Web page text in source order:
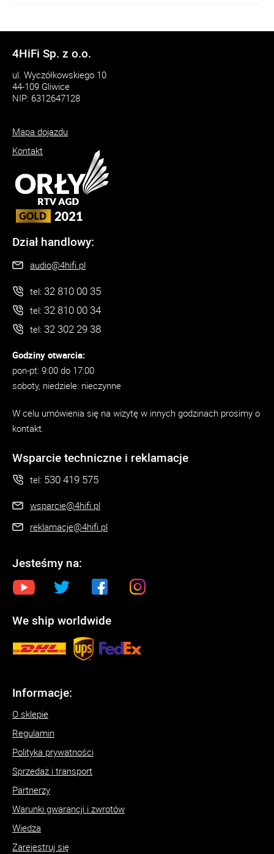
4HiFi Sp. z o.o.
ul. Wyczółkowskiego 10
44-109 Gliwice
NIP: 6312647128
Mapa dojazdu
Kontakt
Dział handlowy:
audio@4hifi.pl
tel: 32 810 00 35
tel: 32 810 00 34
tel: 32 302 29 38
Godziny otwarcia:
pon-pt: 9:00 do 17:00
soboty, niedziele: nieczynne
W celu umówienia się na wizytę w innych godzinach prosimy o
kontakt.
Wsparcie techniczne i reklamacje
tel: 530 419 575
wsparcie@4hifi.pl
reklamacje@4hifi.pl
Jesteśmy na:
We ship worldwide
Informacje:
O sklepie
Regulamin
Polityka prywatności
Sprzedaż i transport
Partnerzy
Warunki gwarancji i zwrotów
Wiedza
Zarejestruj się